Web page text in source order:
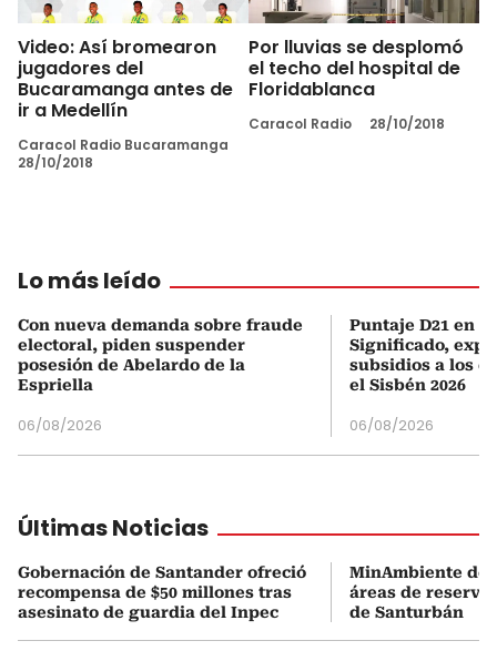
Video: Así bromearon
jugadores del
Bucaramanga antes de
ir a Medellín
Caracol Radio Bucaramanga
28/10/2018
Por lluvias se desplomó
el techo del hospital de
Floridablanca
Caracol Radio 28/10/2018
Lo más leído
Con nueva demanda sobre fraude
electoral, piden suspender
posesión de Abelardo de la
Espriella
06/08/2026
Puntaje D21 en
Significado,
subsidios a los
el Sisbén 2026
06/08/2026
Últimas Noticias
Gobernación de Santander ofreció
recompensa de $50 millones tras
asesinato de guardia del Inpec
MinAmbiente
áreas de reserva
de Santurbán